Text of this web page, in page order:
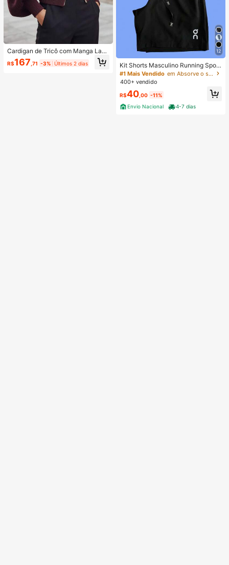
Cardigan de Tricô com Manga Lant
erna Feminino, Novo Outono/Invern
o, Gola Alta com Zíper, Suéter Slim
R$167 ,71 -3% Últimos 2 dias
12
Kit Shorts Masculino Running Sport
Fit Academia Treino
#1 Mais Vendido
em Absorve o suor Shorts masculinos
400+ vendido
R$40 ,00 -11%
Envio Nacional
4-7 dias